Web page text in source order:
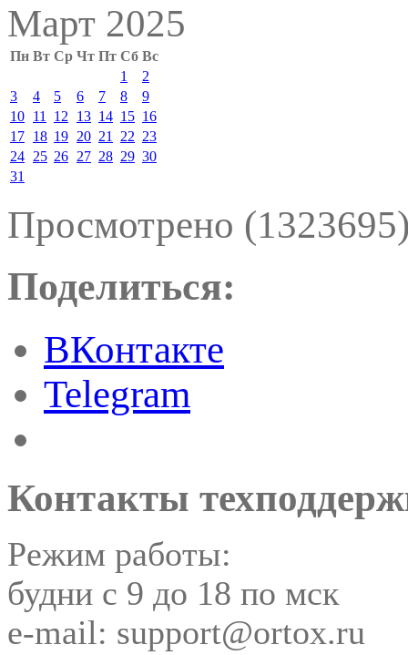
Март 2025
Пн Вт Ср Чт Пт Сб Вс
1
2
3
4 5 6 7 8
9
10 11 12 13 14 15 16
17 18 19 20 21 22 23
24 25 26 27 28 29 30
31
Просмотрено
Поделиться:
ВКонтакте
Telegram
Контакты
Режим работы:
будни с 9 до 18 по мск
e-mail: support@ortox.ru